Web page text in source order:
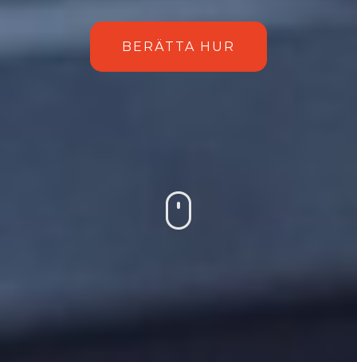
BERÄTTA HUR